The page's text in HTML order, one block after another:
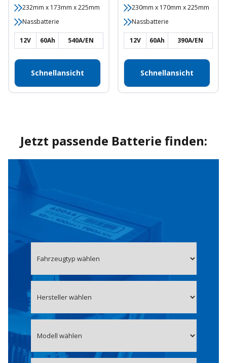
232mm x 173mm x 225mm
Nassbatterie
12V 60Ah 540A/EN
Schnellansicht
230mm x 170mm x 225mm
Nassbatterie
12V 60Ah 390A/EN
Schnellansicht
Jetzt passende Batterie finden: